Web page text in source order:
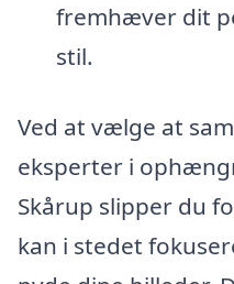
fremhæver dit
stil.
Ved at vælge at
eksperter i
Skårup slipper du
kan i stedet